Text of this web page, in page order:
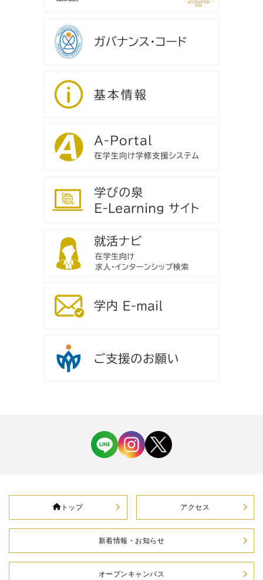
トップ アクセス
新着情報・お知らせ
オープンキャンパス